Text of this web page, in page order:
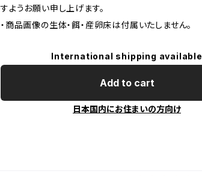
すようお願い申し上げます。
・商品画像の生体・餌・産卵床は付属いたしません。
International shipping available
Add to cart
日本国内にお住まいの方向け